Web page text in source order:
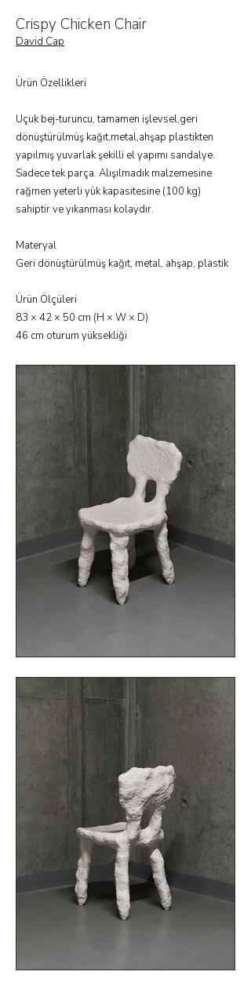
Crispy Chicken Chair
David Cap
Ürün Özellikleri
Uçuk bej-turuncu, tamamen işlevsel,geri
dönüştürülmüş kağıt,metal,ahşap plastikten
yapılmış yuvarlak şekilli el yapımı sandalye.
Sadece tek parça. Alışılmadık malzemesine
rağmen yeterli yük kapasitesine (100 kg)
sahiptir ve yıkanması kolaydır.
Materyal
Geri dönüştürülmüş kağıt, metal, ahşap, plastik
Ürün Ölçüleri
83 × 42 × 50 cm (H × W × D)
46 cm oturum yüksekliği